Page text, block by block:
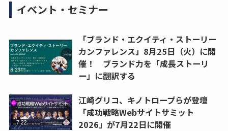
イベント・セミナー
「ブランド・エクイティ・ストーリー
カンファレンス」8月25日（火）に開
催！ ブランド力を「成長ストーリ
ー」に翻訳する
江崎グリコ、キノトロープらが登壇
「成功戦略Webサイトサミット
2026」が7月22日に開催